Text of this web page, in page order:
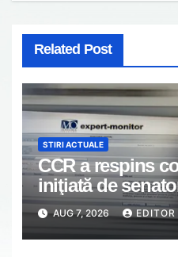
Related Post
STIRI ACTUALE
CCR a respins
iniţiată de
PSD, care
construcţiei
zonele protejate
AUG 7, 2026 EDITOR